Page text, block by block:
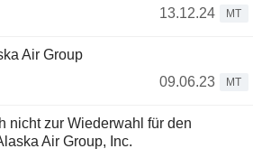
13.12.24
MT
Air Group
09.06.23
MT
nicht zur Wiederwahl für den
Air Group, Inc.